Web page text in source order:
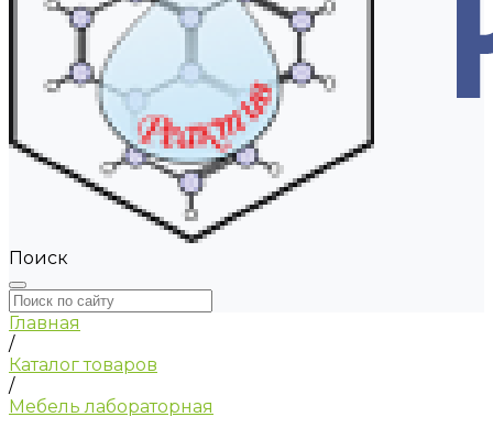
Поиск
Главная
/
Каталог товаров
/
Мебель лабораторная